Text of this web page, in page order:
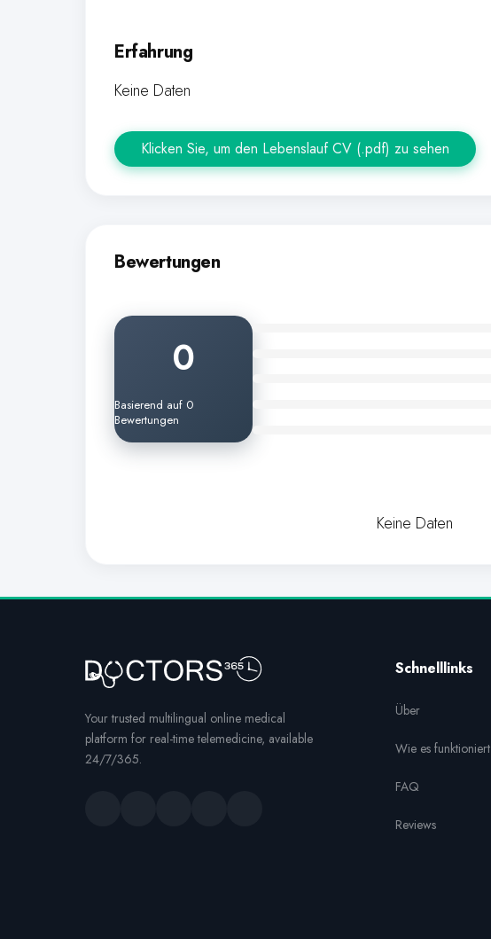
Erfahrung
Keine Daten
Klicken Sie, um den Lebenslauf CV (.pdf) zu sehen
Bewertungen
0
Basierend auf 0
Bewertungen
Keine Daten
Your trusted multilingual online medical
platform for real-time telemedicine, available
24/7/365.
Schnelllinks
Über
Wie es funktioniert
FAQ
Reviews